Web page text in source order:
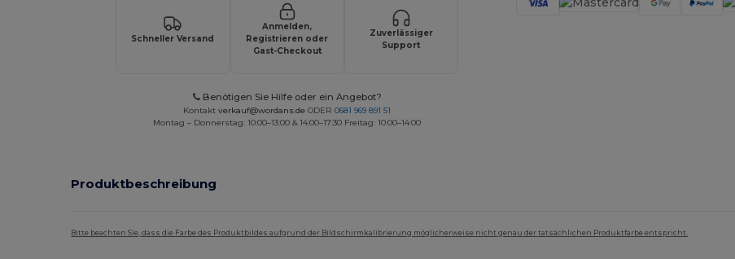
Schneller Versand
Anmelden,
Registrieren oder
Gast-Checkout
Zuverlässiger
Support
Benötigen Sie Hilfe oder ein Angebot?
Kontaktverkauf@wordans.de ODER0681 969 891 51
Montag – Donnerstag: 10:00–13:00 & 14:00–17:30 Freitag: 10:00–14:00
Produktbeschreibung
Bitte beachten Sie, dass die Farbe des Produktbildes aufgrund der Bildschirmkalibrierung möglicherweise nicht genau der tatsächlichen Produktfarbe entspricht.